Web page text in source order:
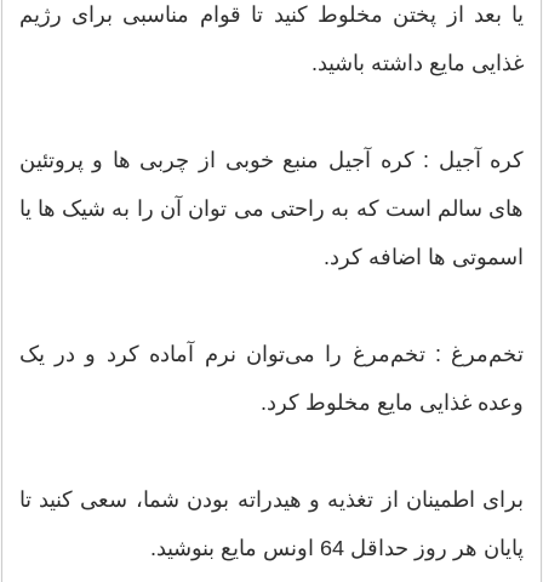
یا بعد از پختن مخلوط کنید تا قوام مناسبی برای رژیم
غذایی مایع داشته باشید.
کره آجیل : کره آجیل منبع خوبی از چربی ها و پروتئین
های سالم است که به راحتی می توان آن را به شیک ها یا
اسموتی ها اضافه کرد.
تخم‌مرغ : تخم‌مرغ را می‌توان نرم آماده کرد و در یک
وعده غذایی مایع مخلوط کرد.
برای اطمینان از تغذیه و هیدراته بودن شما، سعی کنید تا
پایان هر روز حداقل 64 اونس مایع بنوشید.